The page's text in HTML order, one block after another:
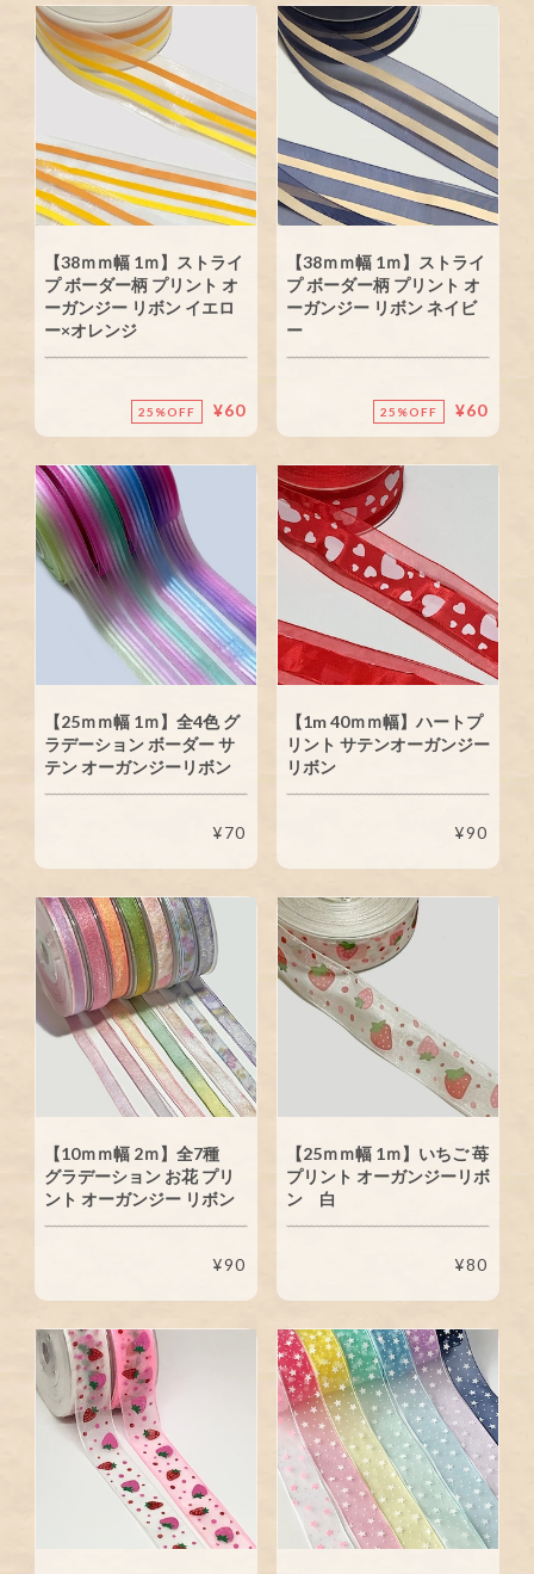
【38ｍｍ幅 1ｍ】ストライ
プ ボーダー柄 プリント オ
ーガンジー リボン イエロ
ー×オレンジ
25%OFF ¥60
【38ｍｍ幅 1ｍ】ストライ
プ ボーダー柄 プリント オ
ーガンジー リボン ネイビ
ー
25%OFF ¥60
【25ｍｍ幅 1ｍ】全4色 グ
ラデーション ボーダー サ
テン オーガンジーリボン
¥70
【1m 40ｍｍ幅】ハートプ
リント サテンオーガンジー
リボン
¥90
【10ｍｍ幅 2ｍ】全7種
グラデーション お花 プリ
ント オーガンジー リボン
¥90
【25ｍｍ幅 1ｍ】いちご 苺
プリント オーガンジーリボ
ン 白
¥80